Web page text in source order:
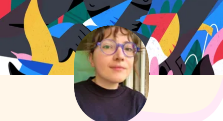
Alle Künstler anzeigen